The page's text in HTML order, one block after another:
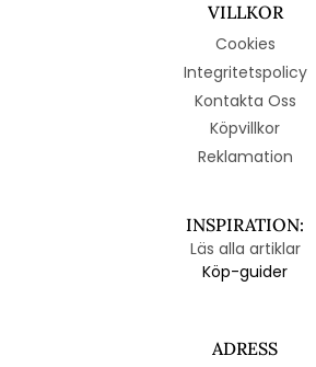
VILLKOR
Cookies
Integritetspolicy
Kontakta Oss
Köpvillkor
Reklamation
INSPIRATION:
Läs alla artiklar
Köp-guider
ADRESS